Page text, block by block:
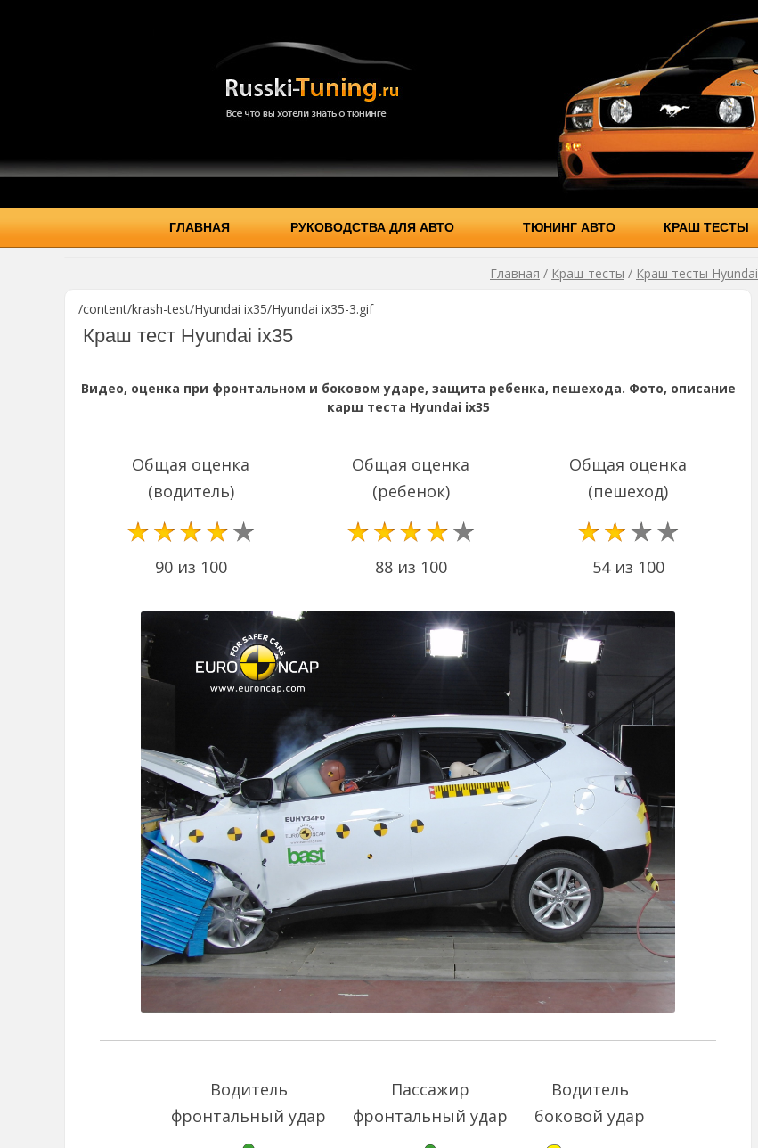
ГЛАВНАЯ РУКОВОДСТВА ДЛЯ АВТО ТЮНИНГ АВТО КРАШ ТЕСТЫ
Главная / Краш-тесты / Краш тесты Hyundai
/content/krash-test/Hyundai ix35/Hyundai ix35-3.gif
Краш тест Hyundai ix35
Видео, оценка при фронтальном и боковом ударе, защита ребенка, пешехода. Фото, описание
карш теста Hyundai ix35
Общая оценка
(водитель)
90 из 100
Общая оценка
(ребенок)
88 из 100
Общая оценка
(пешеход)
54 из 100
Водитель
фронтальный удар
Пассажир
фронтальный удар
Водитель
боковой удар